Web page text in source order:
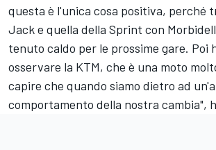
questa è l'unica cosa positiva, perché
Jack e quella della Sprint con
tenuto caldo per le prossime gare. Poi
osservare la KTM, che è una moto
capire che quando siamo dietro ad
comportamento della nostra cambia",